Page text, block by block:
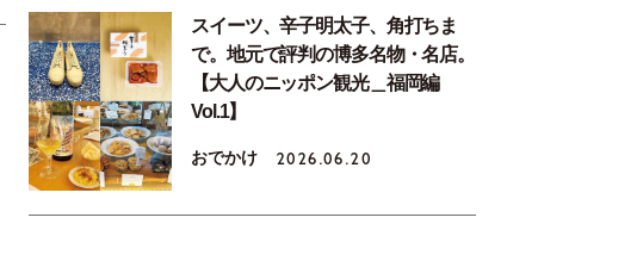
スイーツ、辛子明太子、角打ちま
で。地元で評判の博多名物・名店。
【大人のニッポン観光＿福岡編
Vol.1】
おでかけ 2026.06.20